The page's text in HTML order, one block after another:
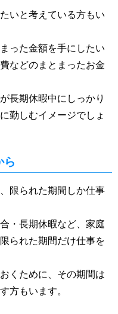
いと考えている方もい
った金額を手にしたい
などのまとまったお金
長期休暇中にしっかり
勤しむイメージでしょ
ら
限られた期間しか仕事
・長期休暇など、家庭
られた期間だけ仕事を
くために、その期間は
方もいます。